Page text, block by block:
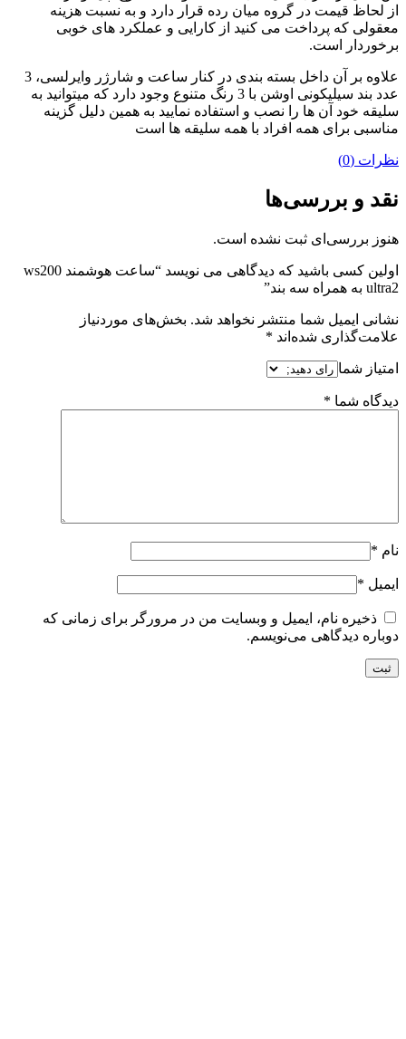
از لحاظ قیمت در گروه میان رده قرار دارد و به نسبت هزینه
معقولی که پرداخت می کنید از کارایی و عملکرد های خوبی
برخوردار است.
علاوه بر آن داخل بسته بندی در کنار ساعت و شارژر وایرلسی، 3
عدد بند سیلیکونی اوشن با 3 رنگ متنوع وجود دارد که میتوانید به
سلیقه خود آن ها را نصب و استفاده نمایید به همین دلیل گزینه
مناسبی برای همه افراد با همه سلیقه ها است
نظرات (0)
نقد و بررسی‌ها
هنوز بررسی‌ای ثبت نشده است.
اولین کسی باشید که دیدگاهی می نویسد “ساعت هوشمند ws200
ultra2 به همراه سه بند”
نشانی ایمیل شما منتشر نخواهد شد. بخش‌های موردنیاز
علامت‌گذاری شده‌اند *
امتیاز شما
دیدگاه شما *
نام *
ایمیل *
ذخیره نام، ایمیل و وبسایت من در مرورگر برای زمانی که
دوباره دیدگاهی می‌نویسم.